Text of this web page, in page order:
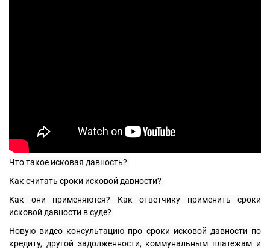
Что такое исковая давность?
Как считать сроки исковой давности?
Как они применяются? Как ответчику применить сроки
исковой давности в суде?
Новую видео консультацию про сроки исковой давности по
кредиту, другой задолженности, коммунальным платежам и